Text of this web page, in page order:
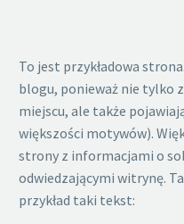
To jest przykładowa
blogu, ponieważ nie tylko
miejscu, ale także
większości motywów).
strony z informacjami o
odwiedzającymi witrynę.
przykład taki tekst: